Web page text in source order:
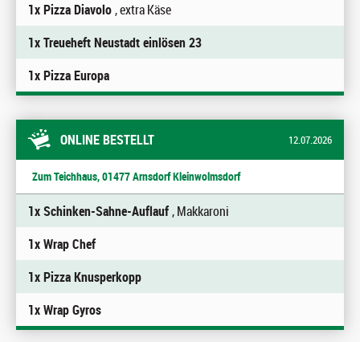
1x Pizza Diavolo, extra Käse
1x Treueheft Neustadt einlösen 23
1x Pizza Europa
ONLINE BESTELLT 12.07.2026
Zum Teichhaus, 01477 Arnsdorf Kleinwolmsdorf
1x Schinken-Sahne-Auflauf, Makkaroni
1x Wrap Chef
1x Pizza Knusperkopp
1x Wrap Gyros